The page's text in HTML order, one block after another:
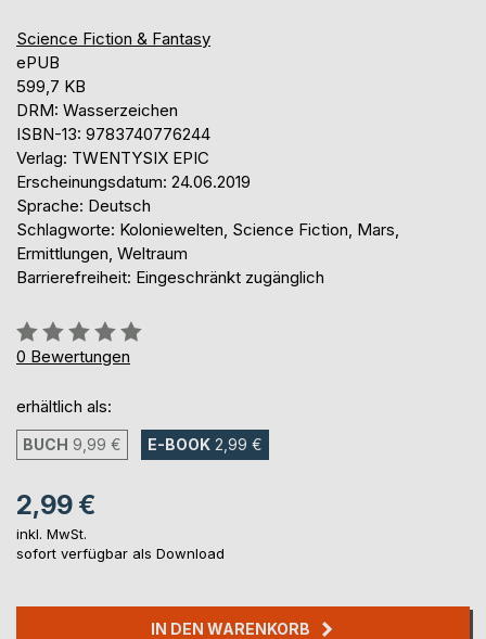
Science Fiction & Fantasy
ePUB
599,7 KB
DRM: Wasserzeichen
ISBN-13: 9783740776244
Verlag: TWENTYSIX EPIC
Erscheinungsdatum: 24.06.2019
Sprache: Deutsch
Schlagworte: Koloniewelten, Science Fiction, Mars,
Ermittlungen, Weltraum
Barrierefreiheit: Eingeschränkt zugänglich
Bewertung::
0%
0 Bewertungen
erhältlich als:
BUCH 9,99 € E-BOOK 2,99 €
2,99 €
inkl. MwSt.
sofort verfügbar als Download
IN DEN WARENKORB